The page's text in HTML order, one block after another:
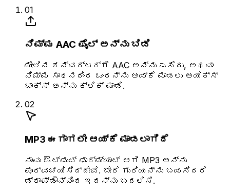
01
ನಿಮ್ಮ AAC ಫೈಲ್ ಅನ್ನು ಬಿಡಿ
ಮೇಲಿನ ಕನ್ವರ್ಟರ್‌ಗೆ AAC ಅನ್ನು ಎಸೆದು, ಅಥವಾ
ನಿಮ್ಮ ಸಾಧನದಿಂದ ಒಂದನ್ನು ಆಯ್ಕೆ ಮಾಡಲು ಅಯೆಕ್ಸ್
ಬಾಕ್ಸ್ ಅನ್ನು ಕ್ಲಿಕ್ ಮಾಡಿ.
02
MP3 ಈಗಾಗಲೇ ಆಯ್ಕೆ ಮಾಡಲಾಗಿದೆ
ನಾವು ಔಟ್‌ಪುಟ್ ಫಾರ್ಮ್ಯಾಟ್ ಆಗಿ MP3 ಅನ್ನು
ಪೂರ್ವಚಯಿಸಿದ್ದೇವೆ. ಬೇರೆ ಗುರಿಯನ್ನು ಬಯಸಿದರೆ
ಡ್ರಾಪ್‌ಡೌನ್‌ನಿಂದ ಇದನ್ನು ಬದಲಿಸಿ.